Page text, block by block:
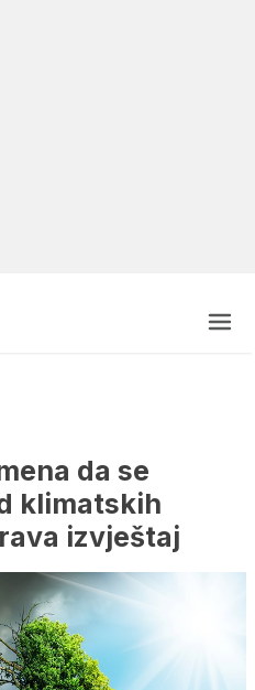
da se
klimatskih
izvještaj